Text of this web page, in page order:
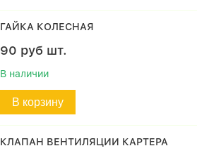
ГАЙКА КОЛЕСНАЯ
90 руб шт.
В наличии
В корзину
КЛАПАН ВЕНТИЛЯЦИИ КАРТЕРА